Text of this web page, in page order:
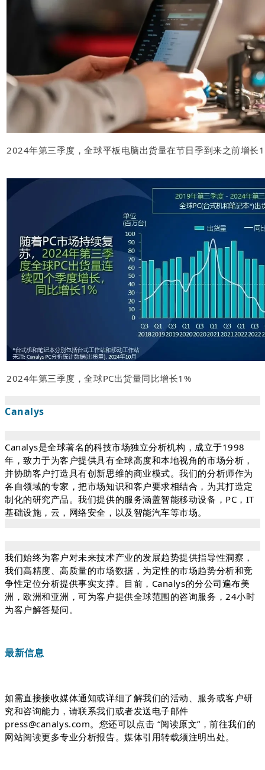
2024年第三季度，全球平板电脑出货量在节日季到来之前增长
2024年第三季度，全球PC出货量同比增长1%
Canalys
Canalys是全球著名的科技市场独立分析机构，成立于1998
年，致力于为客户提供具有全球高度和本地视角的市场分析，
并协助客户打造具有创新思维的商业模式。我们的分析师作为
各自领域的专家，把市场知识和客户要求相结合，为其打造定
制化的研究产品。我们提供的服务涵盖智能移动设备，PC，IT
基础设施，云，网络安全，以及智能汽车等市场。
我们始终为客户对未来技术产业的发展趋势提供指导性洞察，
我们高精度、高质量的市场数据，为定性的市场趋势分析和竞
争性定位分析提供事实支撑。目前，Canalys的分公司遍布美
洲，欧洲和亚洲，可为客户提供全球范围的咨询服务，24小时
为客户解答疑问。
最新信息
如需直接接收媒体通知或详细了解我们的活动、服务或客户研
究和咨询能力，请联系我们或者发送电子邮件
press@canalys.com。您还可以点击 “阅读原文”，前往我们的
网站阅读更多专业分析报告。媒体引用转载须注明出处。